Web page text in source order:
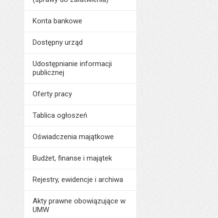
Konta bankowe
Dostępny urząd
Udostępnianie informacji
publicznej
Oferty pracy
Tablica ogłoszeń
Oświadczenia majątkowe
Budżet, finanse i majątek
Rejestry, ewidencje i archiwa
Akty prawne obowiązujące w
UMW